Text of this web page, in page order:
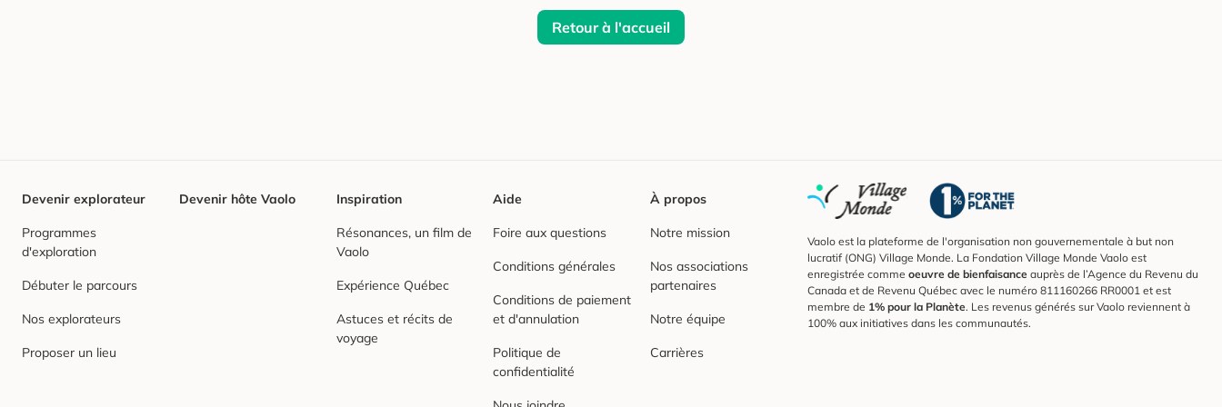
Retour à l'accueil
Devenir explorateur
Programmes
d'exploration
Débuter le parcours
Nos explorateurs
Proposer un lieu
Devenir hôte Vaolo Inspiration
Résonances, un film de
Vaolo
Expérience Québec
Astuces et récits de
voyage
Aide
Foire aux questions
Conditions générales
Conditions de paiement
et d'annulation
Politique de
confidentialité
À propos
Notre mission
Nos associations
partenaires
Notre équipe
Carrières
Vaolo est la plateforme de l'organisation non gouvernementale à but non
lucratif (ONG) Village Monde. La Fondation Village Monde Vaolo est
enregistrée comme oeuvre de bienfaisance auprès de l’Agence du Revenu du
Canada et de Revenu Québec avec le numéro 811160266 RR0001 et est
membre de 1% pour la Planète. Les revenus générés sur Vaolo reviennent à
100% aux initiatives dans les communautés.